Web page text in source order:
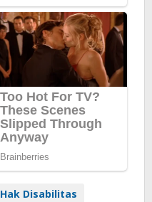
Hak Disabilitas